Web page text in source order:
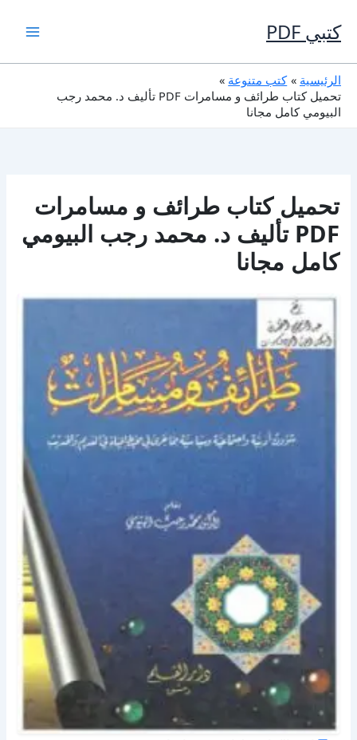
إلى
المحتوى
كتبي PDF
الرئيسية
كتب متنوعة
تحميل كتاب طرائف و مسامرات PDF تأليف د. محمد رجب
البيومي كامل مجانا
تحميل كتاب طرائف و مسامرات
PDF تأليف د. محمد رجب البيومي
كامل مجانا